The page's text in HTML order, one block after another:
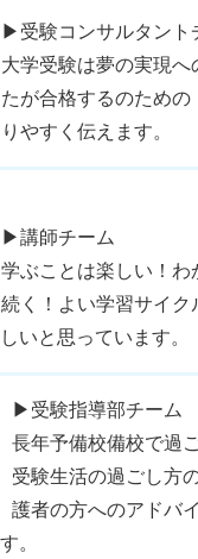
▶受験コンサルタント
大学受験は夢の実現へ
たが合格するのための
りやすく伝えます。
▶講師チーム
学ぶことは楽しい！
続く！よい学習サイク
いと思っています。
▶受験指導部チーム
長年予備校備校で過
受験生活の過ごし方
護者の方へのアドバ
。